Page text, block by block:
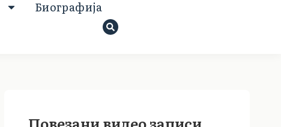
Биoграфија